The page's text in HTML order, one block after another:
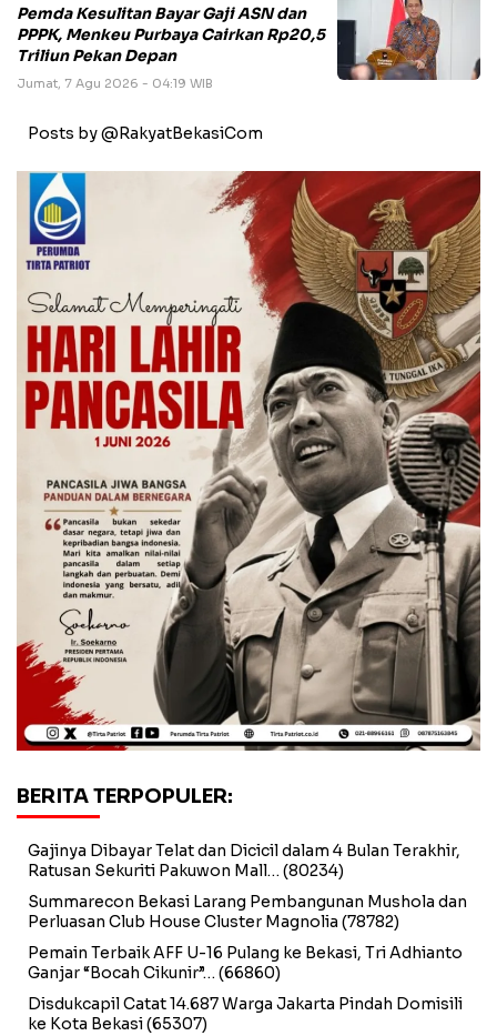
Pemda Kesulitan Bayar Gaji ASN dan
PPPK, Menkeu Purbaya Cairkan Rp20,5
Triliun Pekan Depan
Jumat, 7 Agu 2026 - 04:19 WIB
Posts by @RakyatBekasiCom
BERITA TERPOPULER:
Gajinya Dibayar Telat dan Dicicil dalam 4 Bulan Terakhir,
Ratusan Sekuriti Pakuwon Mall… (80234)
Summarecon Bekasi Larang Pembangunan Mushola dan
Perluasan Club House Cluster Magnolia (78782)
Pemain Terbaik AFF U-16 Pulang ke Bekasi, Tri Adhianto
Ganjar “Bocah Cikunir”… (66860)
Disdukcapil Catat 14.687 Warga Jakarta Pindah Domisili
ke Kota Bekasi(65307)